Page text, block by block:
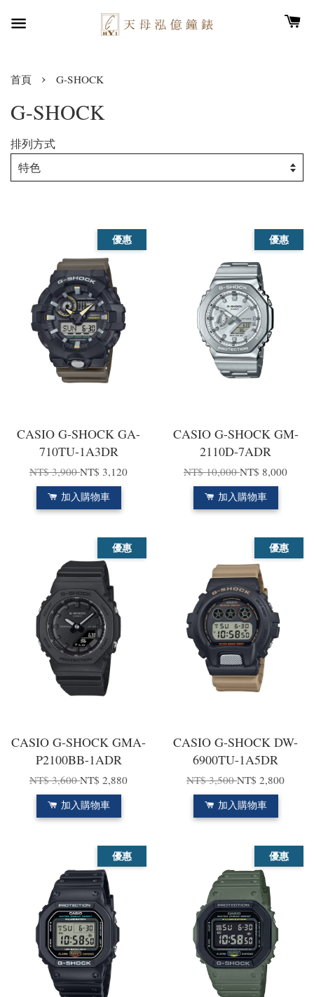
首頁 › G-SHOCK
G-SHOCK
排列方式
優惠
CASIO G-SHOCK GA-
710TU-1A3DR
NT$ 3,900NT$ 3,120
加入購物車
優惠
CASIO G-SHOCK GM-
2110D-7ADR
NT$ 10,000NT$ 8,000
加入購物車
優惠
CASIO G-SHOCK GMA-
P2100BB-1ADR
NT$ 3,600NT$ 2,880
加入購物車
優惠
CASIO G-SHOCK DW-
6900TU-1A5DR
NT$ 3,500NT$ 2,800
加入購物車
優惠 優惠